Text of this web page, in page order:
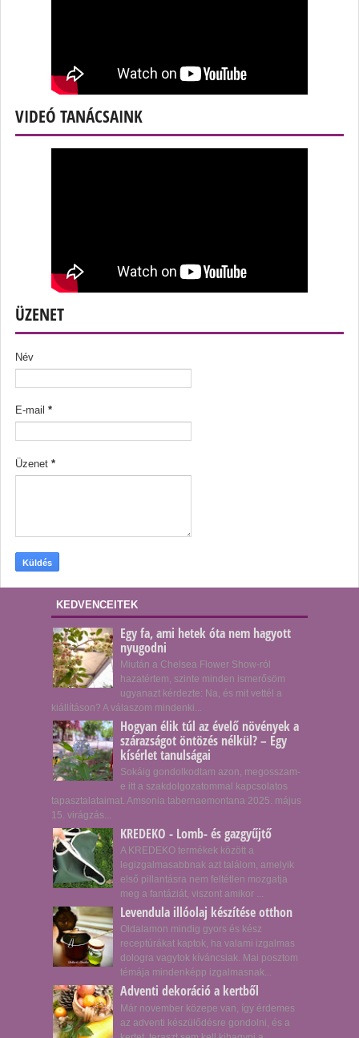
VIDEÓ TANÁCSAINK
ÜZENET
Név
E-mail *
Üzenet *
KEDVENCEITEK
Egy fa, ami hetek óta nem hagyott
nyugodni
Miután a Chelsea Flower Show-ról
hazatértem, szinte minden ismerősöm
ugyanazt kérdezte: Na, és mit vettél a
kiállításon? A válaszom mindenki...
Hogyan élik túl az évelő növények a
szárazságot öntözés nélkül? – Egy
kísérlet tanulságai
Sokáig gondolkodtam azon, megosszam-
e itt a szakdolgozatommal kapcsolatos
tapasztalataimat. Amsonia tabernaemontana 2025. május
15. virágzás...
KREDEKO - Lomb- és gazgyűjtő
A KREDEKO termékek között a
legizgalmasabbnak azt találom, amelyik
első pillantásra nem feltétlen mozgatja
meg a fantáziát, viszont amikor ...
Levendula illóolaj készítése otthon
Oldalamon mindig gyors és kész
receptúrákat kaptok, ha valami izgalmas
dologra vagytok kíváncsiak. Mai posztom
témája mindenképp izgalmasnak...
Adventi dekoráció a kertből
Már november közepe van, így érdemes
az adventi készülődésre gondolni, és a